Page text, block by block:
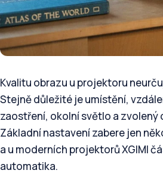
Kvalitu obrazu u projektoru
Stejně důležité je umístění,
zaostření, okolní světlo a zvolený
Základní nastavení zabere jen
a u moderních projektorů XGIMI
automatika.